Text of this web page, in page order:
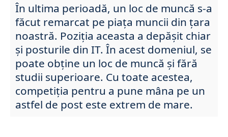
În ultima perioadă, un loc de muncă s-a
făcut remarcat pe piața muncii din țara
noastră. Poziția aceasta a depășit chiar
și posturile din IT. În acest domeniul, se
poate obține un loc de muncă și fără
studii superioare. Cu toate acestea,
competiția pentru a pune mâna pe un
astfel de post este extrem de mare.